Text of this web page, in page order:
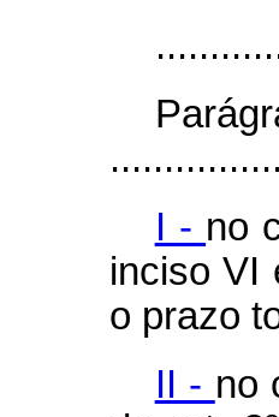
I - no
inciso VI
o prazo
II - no